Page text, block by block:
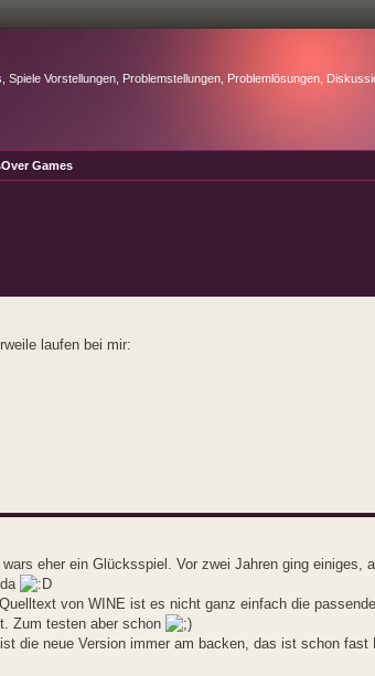
Vorstellungen, Problemstellungen, Problemlösungen,
Games
laufen bei mir:
eher ein Glücksspiel. Vor zwei Jahren ging einiges,
von WINE ist es nicht ganz einfach die
Zum testen aber schon
die neue Version immer am backen, das ist schon fast